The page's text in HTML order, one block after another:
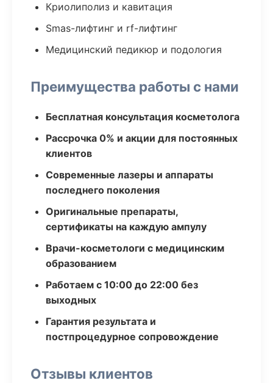
Криолиполиз и кавитация
Smas-лифтинг и rf-лифтинг
Медицинский педикюр и подология
Преимущества работы с нами
Бесплатная консультация косметолога
Рассрочка 0% и акции для постоянных
клиентов
Современные лазеры и аппараты
последнего поколения
Оригинальные препараты,
сертификаты на каждую ампулу
Врачи-косметологи с медицинским
образованием
Работаем с 10:00 до 22:00 без
выходных
Гарантия результата и
постпроцедурное сопровождение
Отзывы клиентов